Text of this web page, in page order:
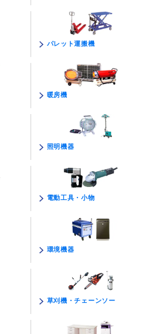
パレット運搬機
暖房機
照明機器
電動工具・小物
環境機器
草刈機・チェーンソー